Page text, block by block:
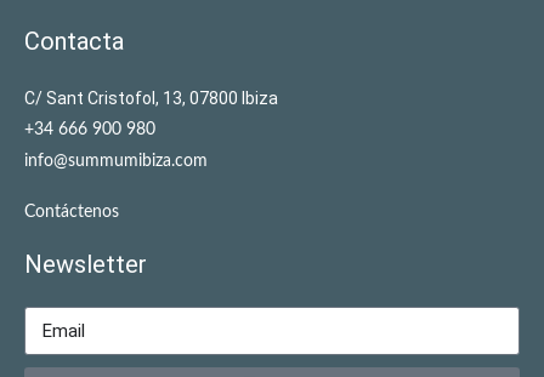
Contacta
C/ Sant Cristofol, 13, 07800 Ibiza
+34 666 900 980
info@summumibiza.com
Contáctenos
Newsletter